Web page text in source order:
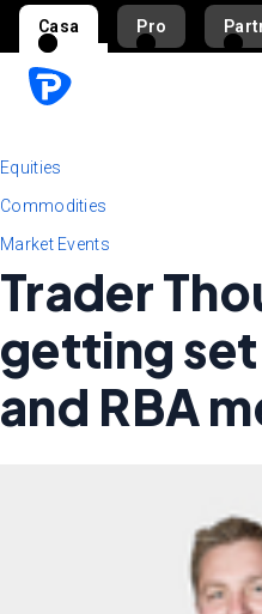
Casa Pro
Equities
Commodities
Market Events
Trader
getting
and RBA